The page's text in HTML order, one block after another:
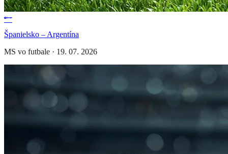
Španielsko – Argentína
MS vo futbale · 19. 07. 2026